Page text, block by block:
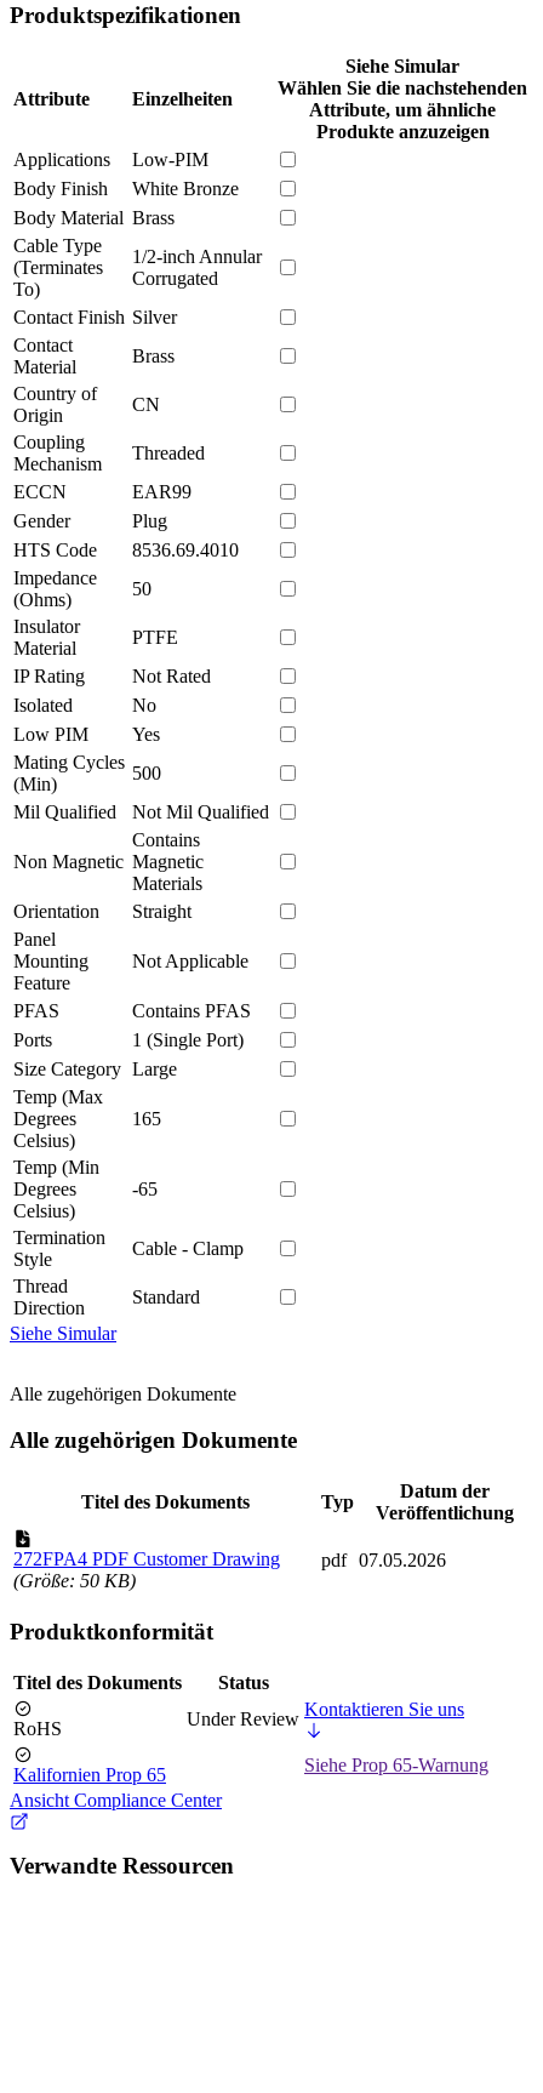
Produktspezifikationen
Attribute Einzelheiten
Siehe Simular
Wählen Sie die nachstehenden
Attribute, um ähnliche
Produkte anzuzeigen
Applications
Low-PIM
Body Finish
White Bronze
Body Material Brass
Cable Type
(Terminates
To)
1/2-inch Annular
Corrugated
Contact Finish Silver
Contact
Material
Brass
Country of
Origin
CN
Coupling
Mechanism
Threaded
ECCN
EAR99
Gender
Plug
HTS Code
8536.69.4010
Impedance
(Ohms)
50
Insulator
Material
PTFE
IP Rating
Not Rated
Isolated
No
Low PIM
Yes
Mating Cycles
(Min)
500
Mil Qualified
Not Mil Qualified
Non Magnetic
Contains
Magnetic
Materials
Orientation
Straight
Panel
Mounting
Feature
Not Applicable
PFAS
Contains PFAS
Ports
1 (Single Port)
Size Category Large
Temp (Max
Degrees
Celsius)
165
Temp (Min
Degrees
Celsius)
-65
Termination
Style
Cable - Clamp
Thread
Direction
Standard
Siehe Simular
Alle zugehörigen Dokumente
Alle zugehörigen Dokumente
Titel des Dokuments Typ
Datum der
Veröffentlichung
272FPA4 PDF Customer Drawing
(Größe: 50 KB)
pdf 07.05.2026
Produktkonformität
Titel des Dokuments Status
RoHS Under Review Kontaktieren Sie uns
Kalifornien Prop 65
Siehe Prop 65-Warnung
Ansicht Compliance Center
Verwandte Ressourcen